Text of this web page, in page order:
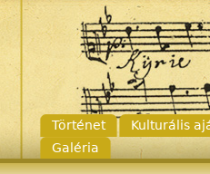
Történet
Kulturális
Galéria